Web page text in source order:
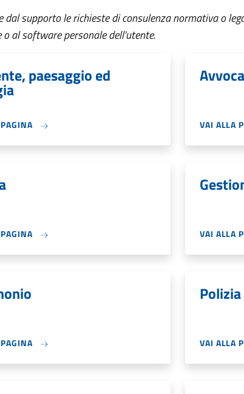
dal supporto le richieste di consulenza normativa o
al software personale dell'utente.
paesaggio ed
VAI ALLA
VAI ALLA
VAI ALLA